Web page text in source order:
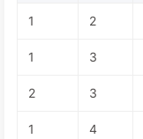
1 2
1 3
2 3
1 4